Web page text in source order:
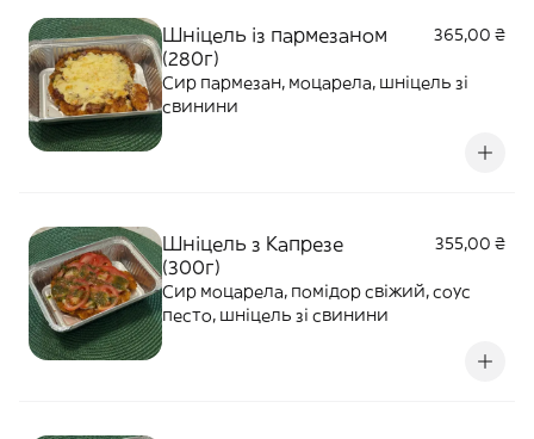
Шніцель із пармезаном
(280г)
365,00 ₴
Сир пармезан, моцарела, шніцель зі
свинини
Шніцель з Капрезе
(300г)
355,00 ₴
Сир моцарела, помідор свіжий, соус
песто, шніцель зі свинини